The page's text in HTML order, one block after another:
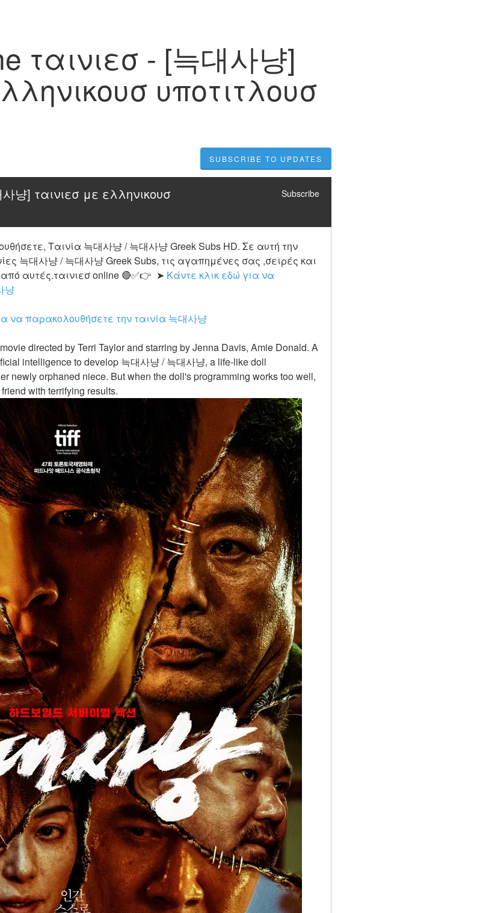
ταινιεσ - [늑대사냥]
υποτιτλουσ
SUBSCRIBE TO UPDATES
냥] ταινιεσ με ελληνικουσ
Subscribe
Ταινία 늑대사냥 / 늑대사냥 Greek Subs HD. Σε αυτή την
늑대사냥 / 늑대사냥 Greek Subs, τις αγαπημένες σας ,σειρές και
αυτές.ταινιεσ online 🔴✅👉  ➤ Κάντε κλικ εδώ για να
냥
να παρακολουθήσετε την ταινία 늑대사냥
intelligence to develop 늑대사냥 / 늑대사냥, a life-like doll
newly orphaned niece. But when the doll's programming works too well,
with terrifying results.